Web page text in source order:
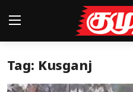
Home
Tag: Kusganj